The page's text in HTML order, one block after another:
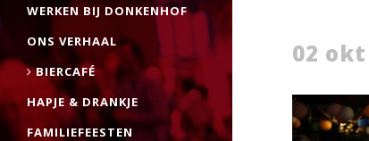
WERKEN BIJ DONKENHOF
ONS VERHAAL
BIERCAFÉ
HAPJE & DRANKJE
FAMILIEFEESTEN
02 okt